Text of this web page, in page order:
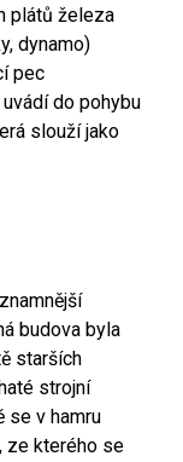
plátů železa
dynamo)
pec
do pohybu
slouží jako
budova byla
starších
strojní
se v hamru
ze kterého se